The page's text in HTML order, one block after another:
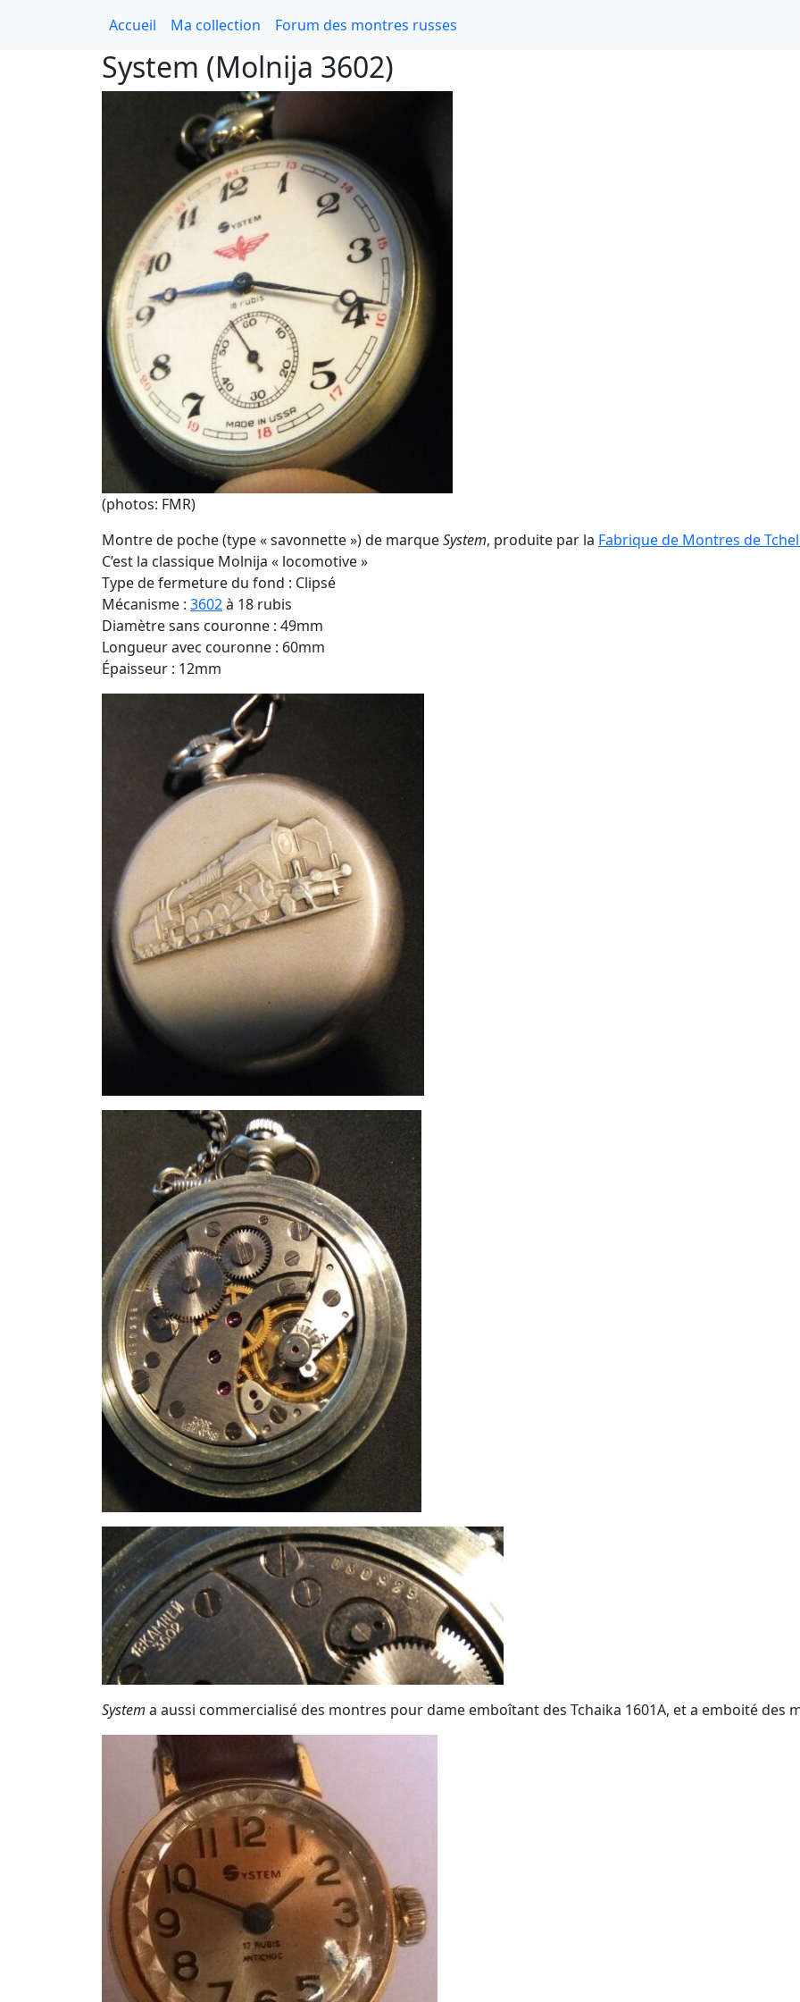
Accueil Ma collection Forum des montres russes
System (Molnija 3602)
(photos: FMR)
Montre de poche (type « savonnette ») de marqueSystem, produite par la Fabrique de Montres de
C’est la classique Molnija « locomotive »
Type de fermeture du fond : Clipsé
Mécanisme : 3602à 18 rubis
Diamètre sans couronne : 49mm
Longueur avec couronne : 60mm
Épaisseur : 12mm
System a aussi commercialisé des montres pour dame emboîtant des Tchaika 1601A, et a emboité des